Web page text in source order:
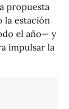
propuesta
la estación
el año— y
impulsar la